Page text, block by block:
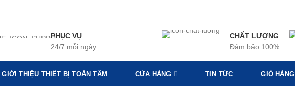
PHỤC VỤ
24/7 mỗi ngày
CHẤT LƯỢNG
Đảm bảo 100%
GIỚI THIỆU THIẾT BỊ TOÀN TÂM CỬA HÀNG TIN TỨC GIỎ HÀNG